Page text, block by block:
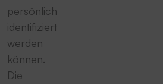
persönlich
identifiziert
werden
können.
Die